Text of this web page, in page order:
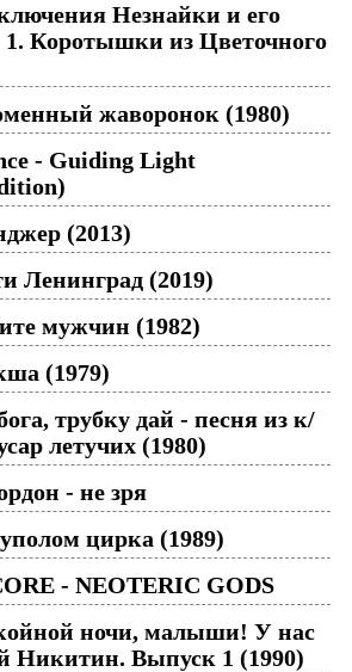
Незнайки и его
Коротышки из Цветочного
жаворонок (1980)
- Guiding Light
(2013)
Ленинград (2019)
мужчин (1982)
(1979)
трубку дай - песня из к/
летучих (1980)
- не зря
цирка (1989)
- NEOTERIC GODS
ночи, малыши! У нас
Никитин. Выпуск 1 (1990)